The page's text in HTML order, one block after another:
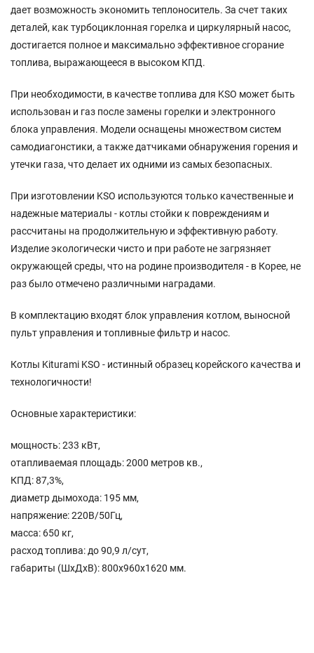
дает возможность экономить теплоноситель. За счет таких
деталей, как турбоциклонная горелка и циркулярный насос,
достигается полное и максимально эффективное сгорание
топлива, выражающееся в высоком КПД.
При необходимости, в качестве топлива для KSO может быть
использован и газ после замены горелки и электронного
блока управления. Модели оснащены множеством систем
самодиагонстики, а также датчиками обнаружения горения и
утечки газа, что делает их одними из самых безопасных.
При изготовлении KSO используются только качественные и
надежные материалы - котлы стойки к повреждениям и
рассчитаны на продолжительную и эффективную работу.
Изделие экологически чисто и при работе не загрязняет
окружающей среды, что на родине производителя - в Корее, не
раз было отмечено различными наградами.
В комплектацию входят блок управления котлом, выносной
пульт управления и топливные фильтр и насос.
Котлы Kiturami KSO - истинный образец корейского качества и
технологичности!
Основные характеристики:
мощность: 233 кВт,
отапливаемая площадь: 2000 метров кв.,
КПД: 87,3%,
диаметр дымохода: 195 мм,
напряжение: 220В/50Гц,
масса: 650 кг,
расход топлива: до 90,9 л/сут,
габариты (ШхДхВ): 800x960x1620 мм.